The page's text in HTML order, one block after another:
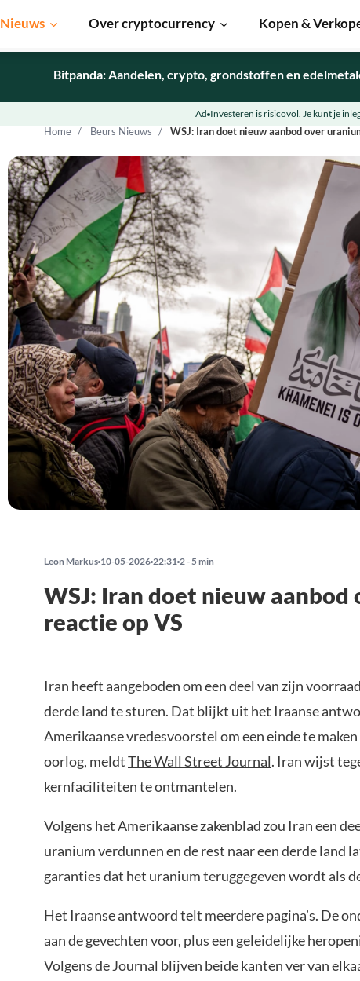
Nieuws Over cryptocurrency Kopen &
Home Beurs Nieuws WSJ: Iran doet nieuw aanbod over
Bitpanda: Aandelen, crypto, grondstoffen en
Ad Investeren is risicovol. Je kunt je
Leon Markus 10-05-2026 22:31 2 - 5 min
WSJ: Iran doet nieuw aanbod
reactie op VS
Iran heeft aangeboden om een deel van zijn
derde land te sturen. Dat blijkt uit het Iraanse
Amerikaanse vredesvoorstel om een einde te
oorlog, meldtThe Wall Street Journal. Iran wijst
kernfaciliteiten te ontmantelen.
Volgens het Amerikaanse zakenblad zou Iran een
uranium verdunnen en de rest naar een derde land
garanties dat het uranium teruggegeven wordt als
Het Iraanse antwoord telt meerdere pagina’s. De
aan de gevechten voor, plus een geleidelijke
Volgens de Journal blijven beide kanten ver van